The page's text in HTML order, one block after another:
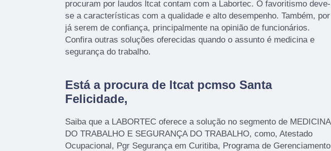
procuram por laudos ltcat contam com a Labortec. O favoritismo deve-
se a características com a qualidade e alto desempenho. Também, por
já serem de confiança, principalmente na opinião de funcionários.
Confira outras soluções oferecidas quando o assunto é medicina e
segurança do trabalho.
Está a procura de ltcat pcmso Santa
Felicidade,
Saiba que a LABORTEC oferece a solução no segmento de MEDICINA
DO TRABALHO E SEGURANÇA DO TRABALHO, como, Atestado
Ocupacional, Pgr Segurança em Curitiba, Programa de Gerenciamento